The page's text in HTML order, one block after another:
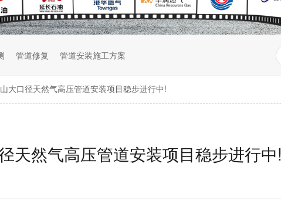
管道修复 管道安装施工方案
大口径天然气高压管道安装项目稳步进行中!
天然气高压管道安装项目稳步进行中!